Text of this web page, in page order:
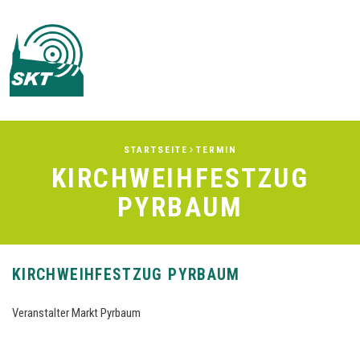
STARTSEITE TERMIN
KIRCHWEIHFESTZUG
PYRBAUM
KIRCHWEIHFESTZUG PYRBAUM
Veranstalter Markt Pyrbaum